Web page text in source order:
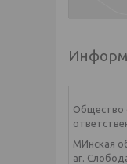
Общество
МИнская
аг.